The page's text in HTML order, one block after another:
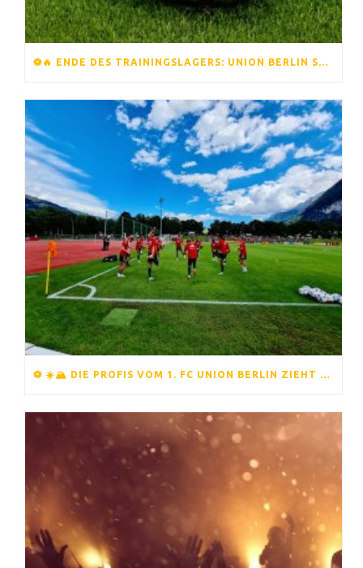
⚽️🔥 ENDE DES TRAININGSLAGERS: UNION BERLIN STARTET IN DIE NEUE SAISON 🔥⚽️
⚽ ☀️🏔️ DIE PROFIS VOM 1. FC UNION BERLIN ZIEHT ES ERNEUT INS TRAININGSLAGER 🏔️☀️⚽